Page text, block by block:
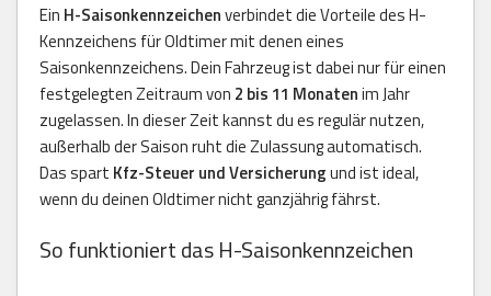
Ein H-Saisonkennzeichenverbindet die Vorteile des H-
Kennzeichens für Oldtimer mit denen eines
Saisonkennzeichens. Dein Fahrzeug ist dabei nur für einen
festgelegten Zeitraum von 2 bis 11 Monatenim Jahr
zugelassen. In dieser Zeit kannst du es regulär nutzen,
außerhalb der Saison ruht die Zulassung automatisch.
Das spart Kfz-Steuer und Versicherungund ist ideal,
wenn du deinen Oldtimer nicht ganzjährig fährst.
So funktioniert das H-Saisonkennzeichen